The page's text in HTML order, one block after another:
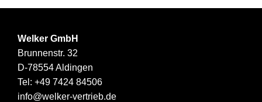
Welker GmbH
Brunnenstr. 32
D-78554 Aldingen
Tel: +49 7424 84506
info@welker-vertrieb.de